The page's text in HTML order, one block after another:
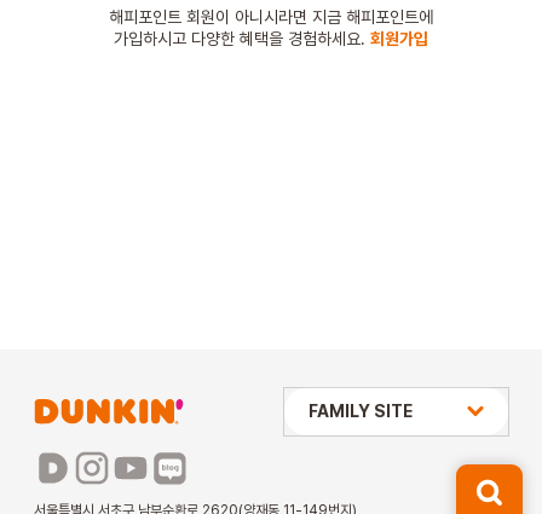
해피포인트 회원이 아니시라면 지금 해피포인트에
가입하시고 다양한 혜택을 경험하세요. 회원가입
서울특별시 서초구 남부순환로 2620(양재동 11-149번지)
상미당 HOLDINGS
파리바게뜨
FAMILY SITE